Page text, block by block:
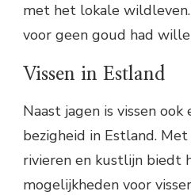
met het lokale
voor geen goud had
Vissen in Estland
Naast jagen is vissen
bezigheid in Estland.
rivieren en kustlijn biedt
mogelijkheden voor